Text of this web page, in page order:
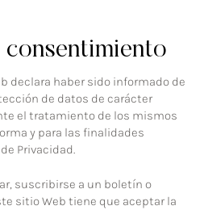
declara haber sido informado de
de datos de carácter
el tratamiento de los mismos
y para las finalidades
Privacidad.
suscribirse a un boletín o
sitio Web tiene que aceptar la